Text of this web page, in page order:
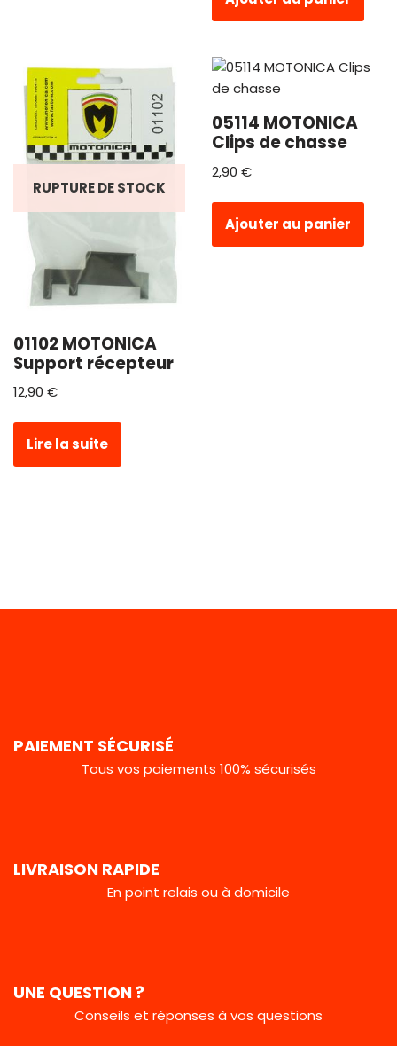
RUPTURE DE STOCK
01102 MOTONICA
Support récepteur
12,90 €
Lire la suite
05114 MOTONICA
Clips de chasse
2,90 €
Ajouter au panier
PAIEMENT SÉCURISÉ
Tous vos paiements 100% sécurisés
LIVRAISON RAPIDE
En point relais ou à domicile
UNE QUESTION ?
Conseils et réponses à vos questions